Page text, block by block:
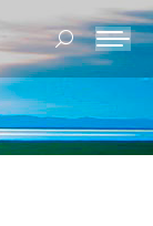
Buscar: